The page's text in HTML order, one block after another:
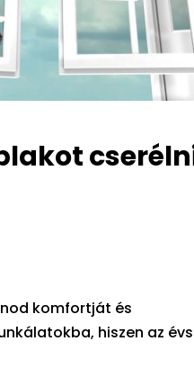
komfortját és
hiszen az